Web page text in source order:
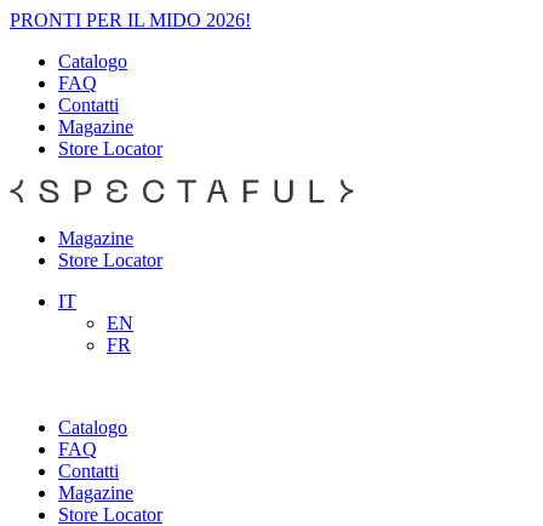
PRONTI PER IL MIDO 2026!
Catalogo
FAQ
Contatti
Magazine
Store Locator
Magazine
Store Locator
IT
EN
FR
Catalogo
FAQ
Contatti
Magazine
Store Locator